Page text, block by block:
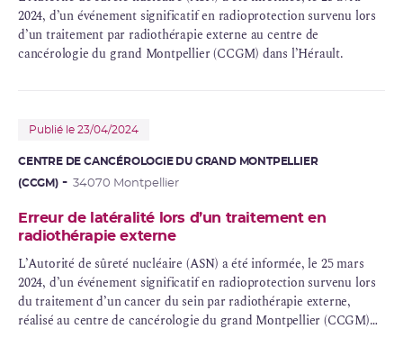
2024, d’un événement significatif en radioprotection survenu lors
d’un traitement par radiothérapie externe au centre de
cancérologie du grand Montpellier (CCGM) dans l’Hérault.
Publié le 23/04/2024
CENTRE DE CANCÉROLOGIE DU GRAND MONTPELLIER
(CCGM)
34070 Montpellier
Erreur de latéralité lors d’un traitement en
radiothérapie externe
L’Autorité de sûreté nucléaire (ASN) a été informée, le 25 mars
2024, d’un événement significatif en radioprotection survenu lors
du traitement d’un cancer du sein par radiothérapie externe,
réalisé au centre de cancérologie du grand Montpellier (CCGM)